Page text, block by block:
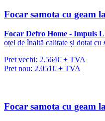
Focar samota cu geam
Focar Defro Home - Impuls
oțel de înaltă calitate și dotat cu
Pret vechi: 2.564€ + TVA
Pret nou: 2.051€ + TVA
Focar samota cu geam